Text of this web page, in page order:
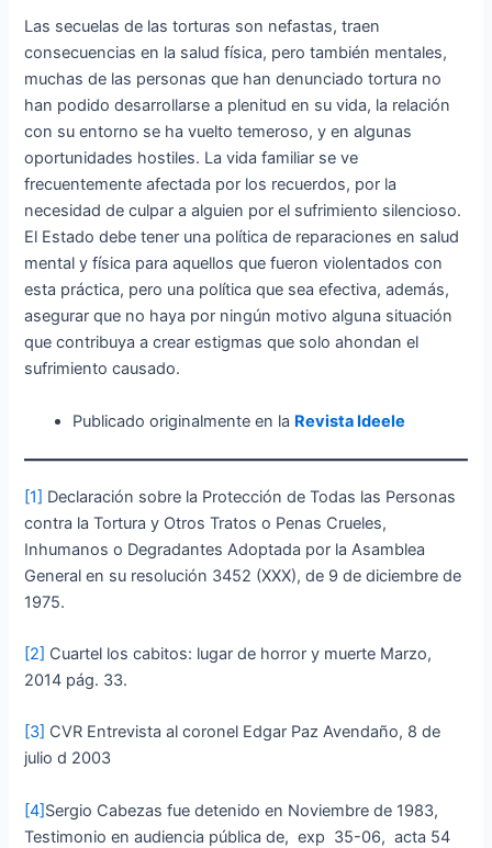
Las secuelas de las torturas son nefastas, traen
consecuencias en la salud física, pero también mentales,
muchas de las personas que han denunciado tortura no
han podido desarrollarse a plenitud en su vida, la relación
con su entorno se ha vuelto temeroso, y en algunas
oportunidades hostiles. La vida familiar se ve
frecuentemente afectada por los recuerdos, por la
necesidad de culpar a alguien por el sufrimiento silencioso.
El Estado debe tener una política de reparaciones en salud
mental y física para aquellos que fueron violentados con
esta práctica, pero una política que sea efectiva, además,
asegurar que no haya por ningún motivo alguna situación
que contribuya a crear estigmas que solo ahondan el
sufrimiento causado.
Publicado originalmente en la Revista Ideele
[1] Declaración sobre la Protección de Todas las Personas
contra la Tortura y Otros Tratos o Penas Crueles,
Inhumanos o Degradantes Adoptada por la Asamblea
General en su resolución 3452 (XXX), de 9 de diciembre de
1975.
[2] Cuartel los cabitos: lugar de horror y muerte Marzo,
2014 pág. 33.
[3] CVR Entrevista al coronel Edgar Paz Avendaño, 8 de
julio d 2003
[4]Sergio Cabezas fue detenido en Noviembre de 1983,
Testimonio en audiencia pública de, exp 35-06, acta 54